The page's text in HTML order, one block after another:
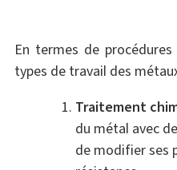
En termes de
types de travail des
Traitement
du métal avec
de modifier ses